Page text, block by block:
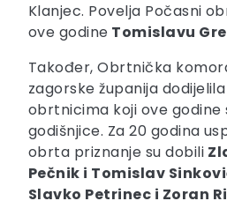
Klanjec. Povelja Počasni
ove godine Tomislavu
Također, Obrtnička
zagorske županija
obrtnicima koji ove godine
godišnjice. Za 20 godina
obrta priznanje su dobili
Pečnik i Tomislav
Slavko Petrinec i Zoran